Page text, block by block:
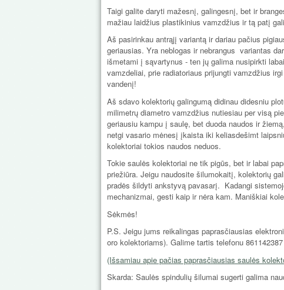
Taigi galite daryti mažesnį, galingesnį, bet ir
mažiau laidžius plastikinius vamzdžius ir tą patį
Aš pasirinkau antrąjį variantą ir dariau pačius
geriausias. Yra neblogas ir nebrangus variantas
išmetami į sąvartynus - ten jų galima nusipirkti
vamzdeliai, prie radiatoriaus prijungti vamzdžius
vandenį!
Aš sdavo kolektorių galingumą didinau didesniu
milimetrų diametro vamzdžius nutiesiau per visą
geriausiu kampu į saulę, bet duoda naudos ir
netgi vasario mėnesį įkaista iki keliasdešimt
kolektoriai tokios naudos neduos.
Tokie saulės kolektoriai ne tik pigūs, bet ir labai
priežiūra. Jeigu naudosite šilumokaitį, kolektorių
pradės šildyti ankstyvą pavasarį. Kadangi
mechanizmai, gesti kaip ir nėra kam. Maniškiai
Sėkmės!
P.S. Jeigu jums reikalingas paprasčiausias
oro kolektoriams). Galime tartis telefonu
(Išsamiau apie pačias paprasčiausias saulės
Skarda: Saulės spindulių šilumai sugerti galima